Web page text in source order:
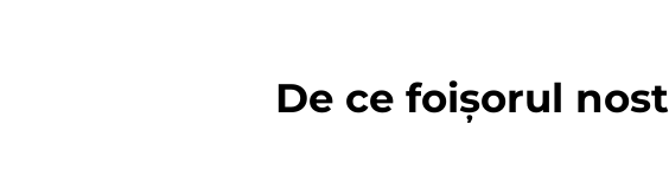
De ce foișorul